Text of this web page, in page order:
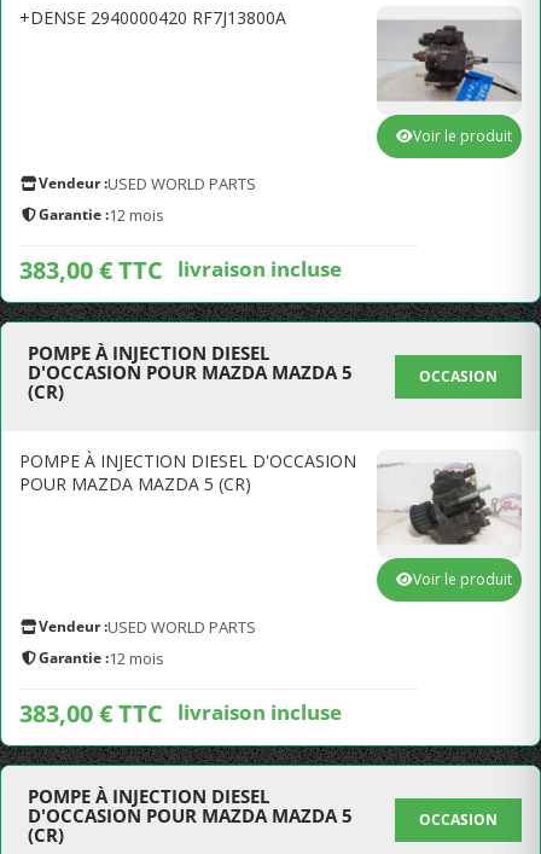
+DENSE 2940000420 RF7J13800A
Vendeur :USED WORLD PARTS
Garantie :12 mois
383,00 € TTC livraison incluse
Voir le produit
POMPE À INJECTION DIESEL
D'OCCASION POUR MAZDA MAZDA 5
(CR)
OCCASION
POMPE À INJECTION DIESEL D'OCCASION
POUR MAZDA MAZDA 5 (CR)
Vendeur :USED WORLD PARTS
Garantie :12 mois
383,00 € TTC livraison incluse
Voir le produit
POMPE À INJECTION DIESEL
D'OCCASION POUR MAZDA MAZDA 5
(CR)
OCCASION